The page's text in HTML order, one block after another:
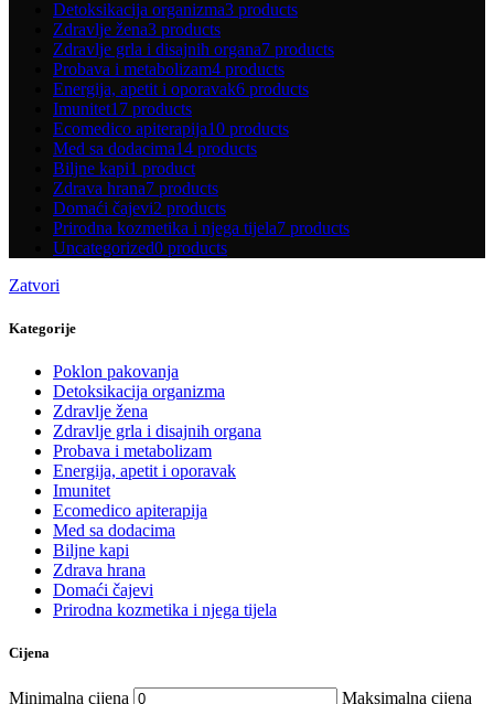
Detoksikacija organizma3 products
Zdravlje žena3 products
Zdravlje grla i disajnih organa7 products
Probava i metabolizam4 products
Energija, apetit i oporavak6 products
Imunitet17 products
Ecomedico apiterapija10 products
Med sa dodacima14 products
Biljne kapi1 product
Zdrava hrana7 products
Domaći čajevi2 products
Prirodna kozmetika i njega tijela7 products
Uncategorized0 products
Zatvori
Kategorije
Poklon pakovanja
Detoksikacija organizma
Zdravlje žena
Zdravlje grla i disajnih organa
Probava i metabolizam
Energija, apetit i oporavak
Imunitet
Ecomedico apiterapija
Med sa dodacima
Biljne kapi
Zdrava hrana
Domaći čajevi
Prirodna kozmetika i njega tijela
Cijena
Minimalna cijena Maksimalna cijena